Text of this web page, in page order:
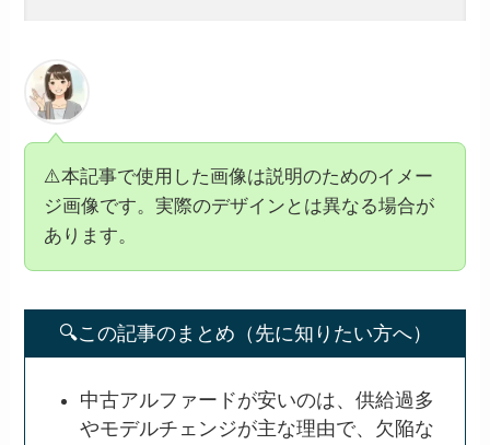
⚠️本記事で使用した画像は説明のためのイメー
ジ画像です。実際のデザインとは異なる場合が
あります。
🔍この記事のまとめ（先に知りたい方へ）
中古アルファードが安いのは、供給過多
やモデルチェンジが主な理由で、欠陥な